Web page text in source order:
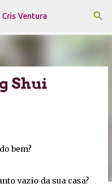
principal
Ventura
Shui
bem?
vazio da sua casa?